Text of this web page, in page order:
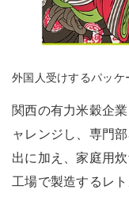
外国人受けするパッケ
関西の有力米穀企
ャレンジし、専門
出に加え、家庭用
工場で製造するレ